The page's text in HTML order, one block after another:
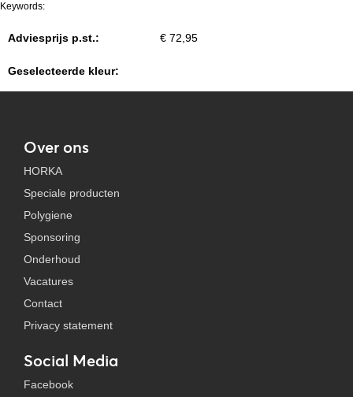
Keywords:
Adviesprijs p.st.: € 72,95
Geselecteerde kleur:
Over ons
HORKA
Speciale producten
Polygiene
Sponsoring
Onderhoud
Vacatures
Contact
Privacy statement
Social Media
Facebook